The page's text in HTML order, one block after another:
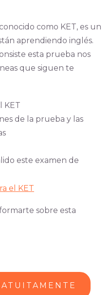
como KET, es un
aprendiendo inglés.
esta prueba nos
que siguen te
KET
de la prueba y las
este examen de
el KET
sobre esta